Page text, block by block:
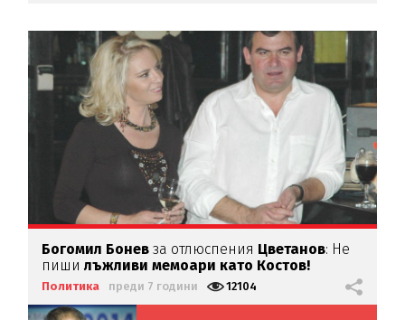
Богомил Бонев за отлюспения Цветанов: Не
пишилъжливи мемоари като Костов!
Политика преди 7 години 12104